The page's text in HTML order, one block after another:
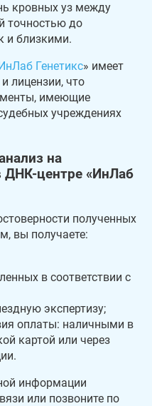
кровных уз между
точностью до
и близкими.
ИнЛаб Генетикс» имеет
лицензии, что
имеющие
учреждениях
на
ДНК-центре «ИнЛаб
полученных
вы получаете:
в соответствии с
экспертизу;
оплаты: наличными в
картой или через
информации
или позвоните по